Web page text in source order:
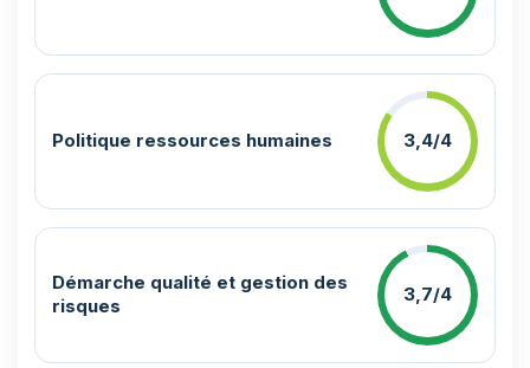
Politique ressources humaines 3,4/4
Démarche qualité et gestion des
risques
3,7/4